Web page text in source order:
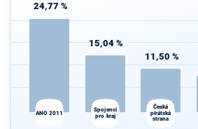
24,77 %
ANO 2011
15,04 %
Spojenci
pro kraj
11,50 %
Česká
pirátská
strana